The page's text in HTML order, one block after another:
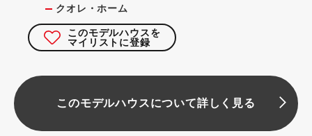
クオレ・ホーム
このモデルハウスを
マイリストに登録
このモデルハウスについて詳しく見る